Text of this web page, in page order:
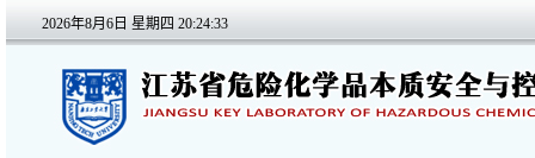
2026年8月6日 星期四 20:24:33